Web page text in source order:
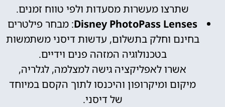
שתרצו מעשרות מסעדות ולפי טווח זמנים.
Disney PhotoPass Lenses: מבחר פילטרים
בחינם וחלק בתשלום, עדשות דיסני משתמשות
בטכנולוגיה המזהה פנים וידיים.
אשרו לאפליקציה גישה למצלמה, לגלריה,
מיקום ומיקרופון והיכנסו לתוך הקסם במיוחד
של דיסני.